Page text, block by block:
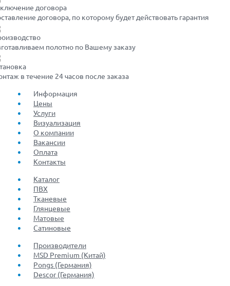
договора
договора, по которому будет действовать гарантия
полотно по Вашему заказу
в течение 24 часов после заказа
Информация
Цены
Услуги
Визуализация
О компании
Вакансии
Оплата
Контакты
Каталог
ПВХ
Тканевые
Глянцевые
Матовые
Сатиновые
Производители
MSD Premium (Китай)
Pongs (Германия)
Descor (Германия)